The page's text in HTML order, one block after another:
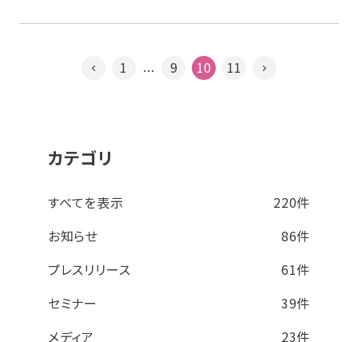
1 … 9 10 11
カテゴリ
すべてを表示
220件
お知らせ
86件
プレスリリース
61件
セミナー
39件
メディア
23件